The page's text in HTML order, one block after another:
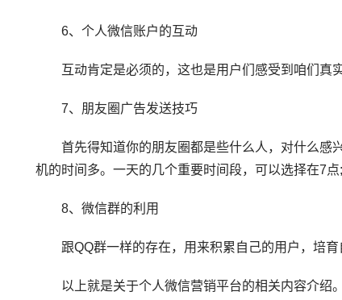
6、个人微信账户的互动
互动肯定是必须的，这也是用户们感受到咱们真实
7、朋友圈广告发送技巧
首先得知道你的朋友圈都是些什么人，对什么感兴
机的时间多。一天的几个重要时间段，可以选择在7
8、微信群的利用
跟QQ群一样的存在，用来积累自己的用户，培育
以上就是关于个人微信营销平台的相关内容介绍。